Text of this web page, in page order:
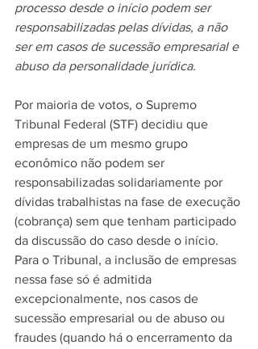
processo desde o início podem ser
responsabilizadas pelas dívidas, a não
ser em casos de sucessão empresarial e
abuso da personalidade jurídica.
Por maioria de votos, o Supremo
Tribunal Federal (STF) decidiu que
empresas de um mesmo grupo
econômico não podem ser
responsabilizadas solidariamente por
dívidas trabalhistas na fase de execução
(cobrança) sem que tenham participado
da discussão do caso desde o início.
Para o Tribunal, a inclusão de empresas
nessa fase só é admitida
excepcionalmente, nos casos de
sucessão empresarial ou de abuso ou
fraudes (quando há o encerramento da